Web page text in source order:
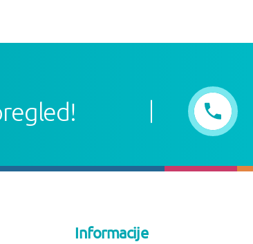
Informacije